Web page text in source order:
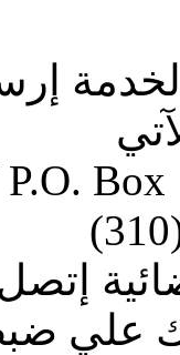
Box
إتصل
علي